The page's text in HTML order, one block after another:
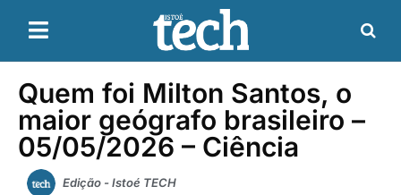
Quem foi Milton Santos, o
maior geógrafo brasileiro –
05/05/2026 – Ciência
Edição - Istoé TECH